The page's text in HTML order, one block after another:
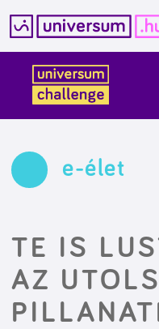
tartalomba
e-élet
TE IS
AZ